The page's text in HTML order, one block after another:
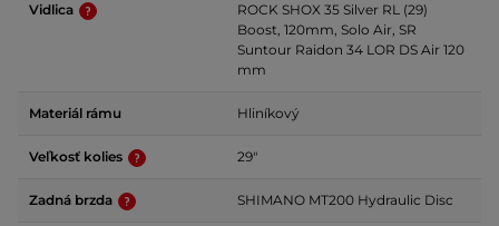
Vidlica
ROCK SHOX 35 Silver RL (29)
Boost, 120mm, Solo Air, SR
Suntour Raidon 34 LOR DS Air 120
mm
Materiál rámu Hliníkový
Veľkosť kolies 29"
Zadná brzda SHIMANO MT200 Hydraulic Disc